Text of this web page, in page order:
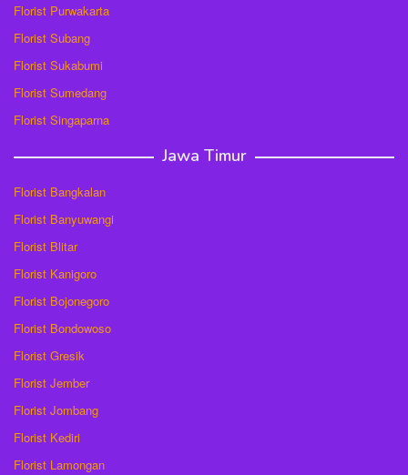
Florist Purwakarta
Florist Subang
Florist Sukabumi
Florist Sumedang
Florist Singaparna
Jawa Timur
Florist Bangkalan
Florist Banyuwangi
Florist Blitar
Florist Kanigoro
Florist Bojonegoro
Florist Bondowoso
Florist Gresik
Florist Jember
Florist Jombang
Florist Kediri
Florist Lamongan